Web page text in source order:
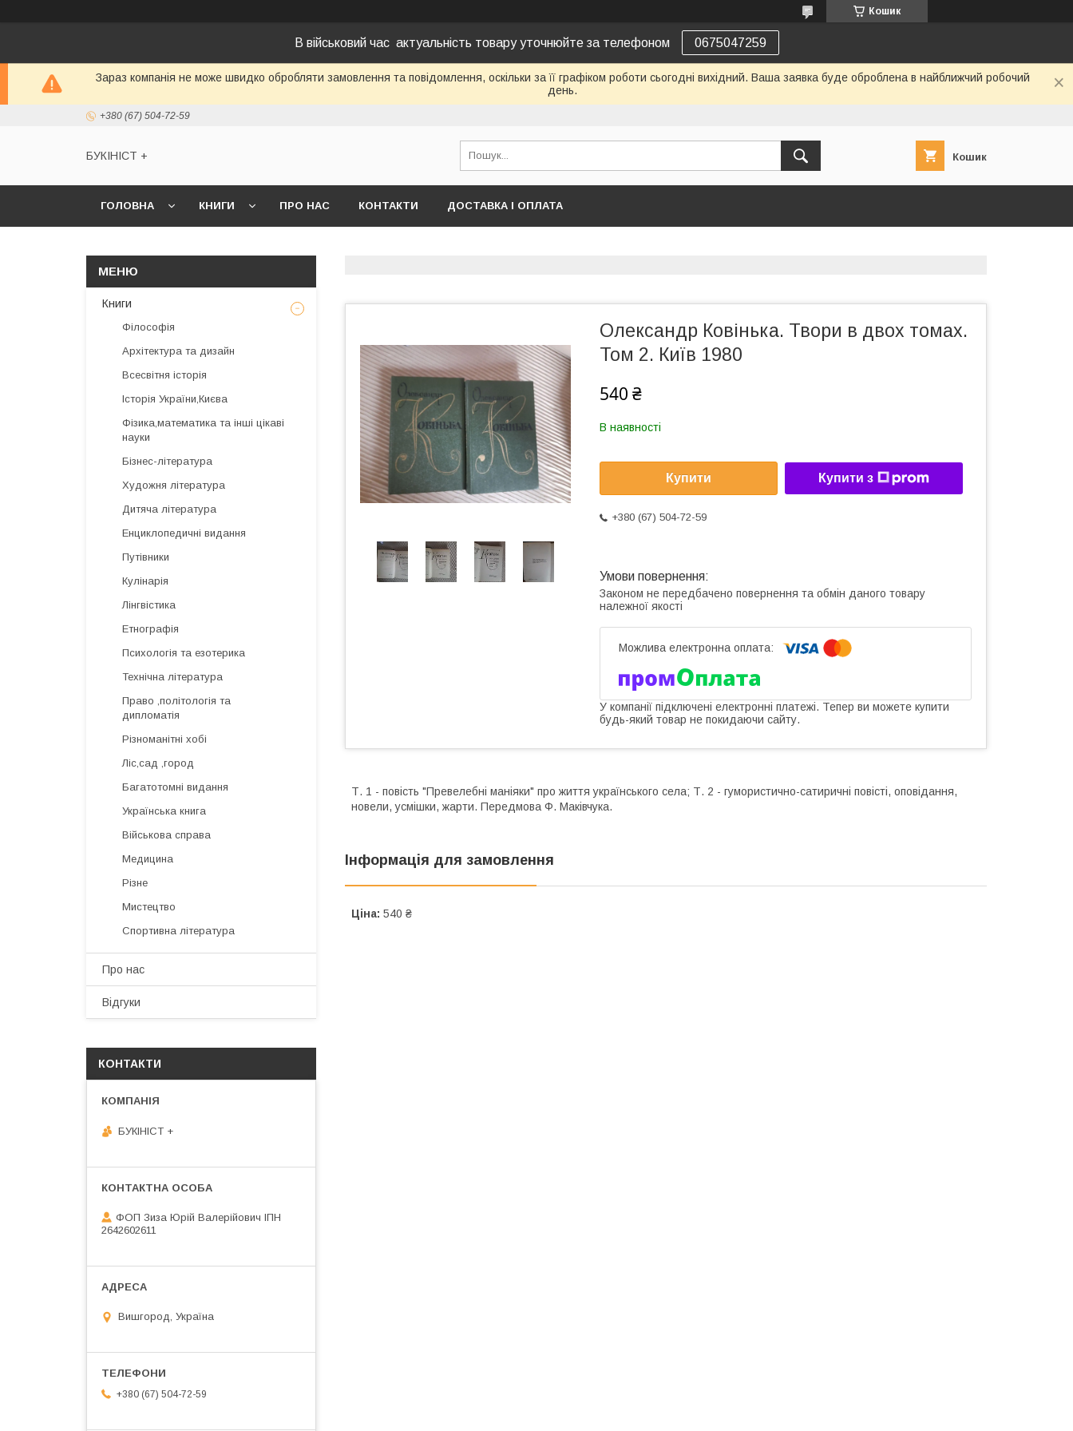
Кошик
В військовий час актуальність товару уточнюйте за телефоном 0675047259
Зараз компанія не може швидко обробляти замовлення та повідомлення, оскільки за її графіком роботи сьогодні вихідний. Ваша заявка буде оброблена в найближчий робочий
день.
+380 (67) 504-72-59
БУКІНІСТ + Кошик
ГОЛОВНА КНИГИ ПРО НАС КОНТАКТИ ДОСТАВКА І ОПЛАТА
Олександр Ковінька. Твори в двох томах.
Том 2. Київ 1980
540 ₴
В наявності
Купити Купити з
+380 (67) 504-72-59
Законом не передбачено повернення та обмін даного товару
належної якості
У компанії підключені електронні платежі. Тепер ви можете купити
будь-який товар не покидаючи сайту.
Т. 1 - повість "Превелебні маніяки" про життя українського села; Т. 2 - гумористично-сатиричні повісті, оповідання,
новели, усмішки, жарти. Передмова Ф. Маківчука.
Інформація для замовлення
Ціна: 540 ₴
Книги
Філософія
Архітектура та дизайн
Всесвітня історія
Історія України,Києва
Фізика,математика та інші цікаві
науки
Бізнес-література
Художня література
Дитяча література
Енциклопедичні видання
Путівники
Кулінарія
Лінгвістика
Етнографія
Психологія та езотерика
Технічна література
Право ,політологія та
дипломатія
Різноманітні хобі
Ліс,сад ,город
Багатотомні видання
Українська книга
Військова справа
Медицина
Різне
Мистецтво
Спортивна література
Про нас
Відгуки
КОНТАКТИ
БУКІНІСТ +
ФОП Зиза Юрій Валерійович ІПН
2642602611
Вишгород, Україна
+380 (67) 504-72-59